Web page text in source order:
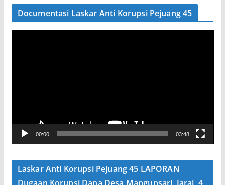
Documentasi Laskar Anti Korupsi Pejuang 45
V
e
00:00 03:48
Laskar Anti Korupsi Pejuang 45 LAPORAN